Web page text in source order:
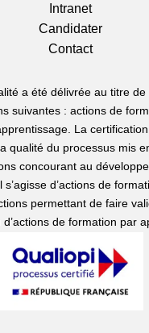
Intranet
Candidater
Contact
a été délivrée au titre de
suivantes : actions de
La
qualité du processus mis
concourant au
s’agisse d’actions de
permettant de faire
d’actions de formation par